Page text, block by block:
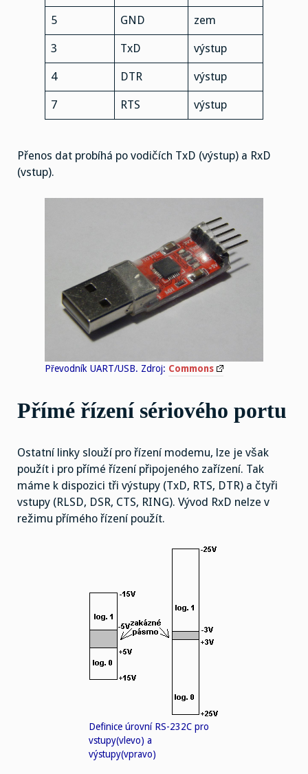
5 GND zem
3 TxD výstup
4 DTR výstup
7 RTS výstup
Přenos dat probíhá po vodičích TxD (výstup) a RxD
(vstup).
Převodník UART/USB. Zdroj: Commons
Přímé řízení sériového portu
Ostatní linky slouží pro řízení modemu, lze je však
použít i pro přímé řízení připojeného zařízení. Tak
máme k dispozici tři výstupy (TxD, RTS, DTR) a čtyři
vstupy (RLSD, DSR, CTS, RING). Vývod RxD nelze v
režimu přímého řízení použít.
Definice úrovní RS-232C pro
vstupy(vlevo) a
výstupy(vpravo)